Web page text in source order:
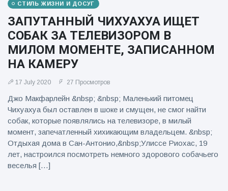
СТИЛЬ ЖИЗНИ И ДОСУГ
ЗАПУТАННЫЙ ЧИХУАХУА ИЩЕТ
СОБАК ЗА ТЕЛЕВИЗОРОМ В
МИЛОМ МОМЕНТЕ, ЗАПИСАННОМ
НА КАМЕРУ
17 July 2020 27 Просмотров
Джо Макфарлейн &nbsp; &nbsp; Маленький питомец
Чихуахуа был оставлен в шоке и смущен, не смог найти
собак, которые появлялись на телевизоре, в милый
момент, запечатленный хихикающим владельцем. &nbsp;
Отдыхая дома в Сан-Антонио,&nbsp;Улиссе Риохас, 19
лет, настроился посмотреть немного здорового собачьего
веселья […]